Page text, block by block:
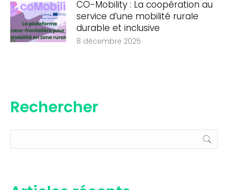
CO-Mobility : La coopération au
service d’une mobilité rurale
durable et inclusive
8 décembre 2025
Rechercher
: